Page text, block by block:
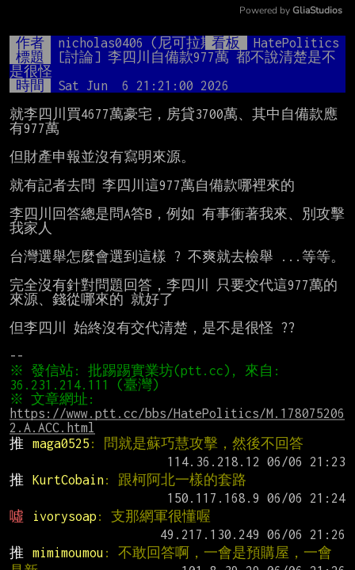
Mute
Powered by GliaStudios
作者 nicholas0406 (尼可拉斯)看板
HatePolitics
標題
[討論] 李四川自備款977萬 都不說清楚是不
是很怪
時間
Sat Jun  6 21:21:00 2026
就李四川買4677萬豪宅，房貸3700萬、其中自備款應
有977萬
但財產申報並沒有寫明來源。
就有記者去問 李四川這977萬自備款哪裡來的
李四川回答總是問A答B，例如 有事衝著我來、別攻擊
我家人
台灣選舉怎麼會選到這樣 ? 不爽就去檢舉 ...等等。
完全沒有針對問題回答，李四川 只要交代這977萬的
來源、錢從哪來的 就好了
但李四川 始終沒有交代清楚，是不是很怪 ??
※ 發信站: 批踢踢實業坊(ptt.cc), 來自:
https://www.ptt.cc/bbs/HatePolitics/M.178075206
2.A.ACC.html
推
maga0525 : 問就是蘇巧慧攻擊，然後不回答
推
KurtCobain: 跟柯阿北一樣的套路
噓
ivorysoap : 支那網軍很懂喔
推
mimimoumou : 不敢回答啊，一會是預購屋，一會